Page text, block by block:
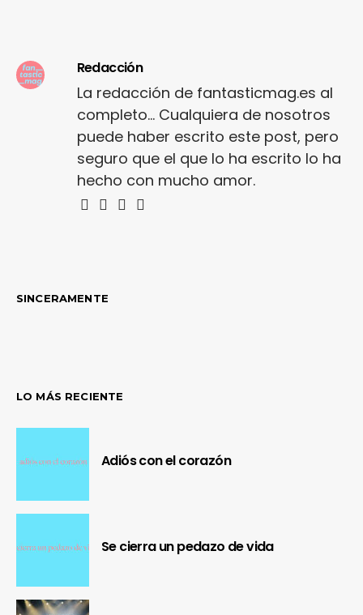
Redacción
La redacción de fantasticmag.es al
completo... Cualquiera de nosotros
puede haber escrito este post, pero
seguro que el que lo ha escrito lo ha
hecho con mucho amor.
SINCERAMENTE
LO MÁS RECIENTE
Adiós con el corazón
Se cierra un pedazo de vida